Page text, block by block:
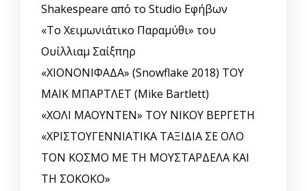
Shakespeare από το Studio Εφήβων
«Το Χειμωνιάτικο Παραμύθι» του
Ουίλλιαμ Σαίξπηρ
«ΧΙΟΝΟΝΙΦΑΔΑ» (Snowflake 2018) ΤΟΥ
ΜΑΙΚ ΜΠΑΡΤΛΕΤ (Mike Bartlett)
«ΧΟΛΙ ΜΑΟΥΝΤΕΝ» ΤΟΥ ΝΙΚΟΥ ΒΕΡΓΕΤΗ
«ΧΡΙΣΤΟΥΓΕΝΝΙΑΤΙΚΑ ΤΑΞΙΔΙΑ ΣΕ ΟΛΟ
ΤΟΝ ΚΟΣΜΟ ΜΕ ΤΗ ΜΟΥΣΤΑΡΔΕΛΑ ΚΑΙ
ΤΗ ΣΟΚΟΚΟ»